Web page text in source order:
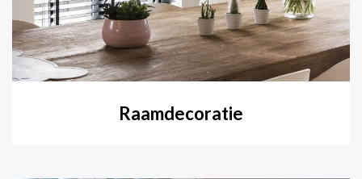
Raamdecoratie